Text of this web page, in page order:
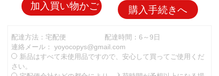
加入買い物かご 購入手続きへ
配達方法：宅配便
配達時間：6～9日
連絡メール： yoyocopys@gmail.com
新品はすべて未使用品ですので、安心して買ってご使用くだ
さい。